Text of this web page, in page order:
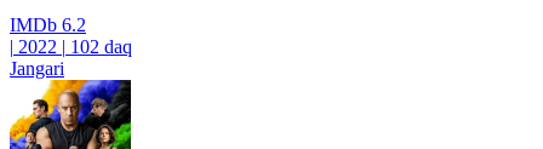
IMDb 6.2
| 2022 | 102 daq
Jangari